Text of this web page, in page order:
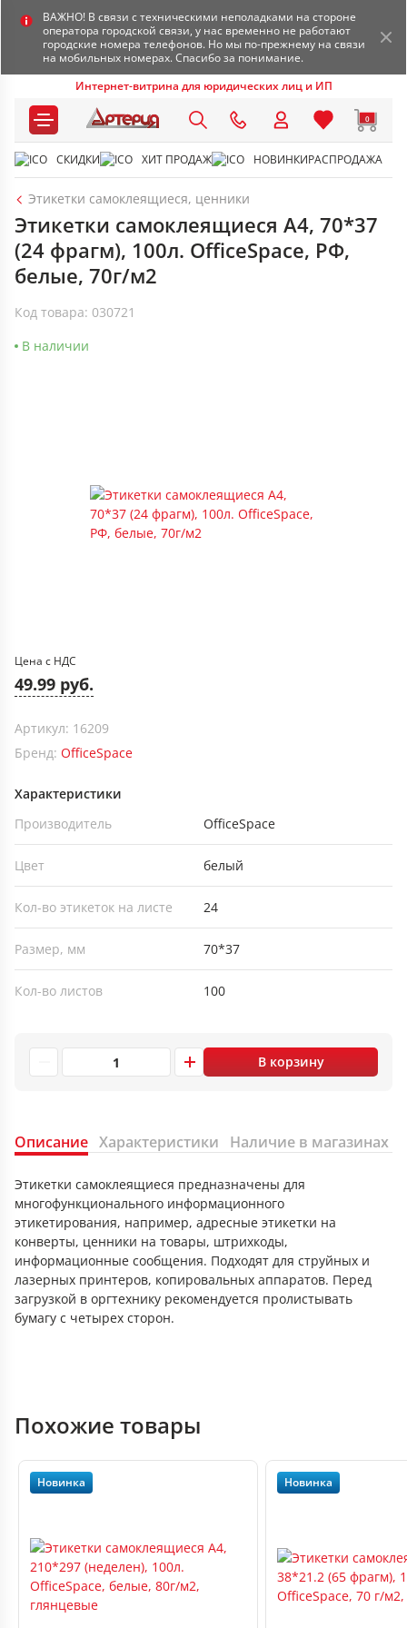
ВАЖНО! В связи с техническими неполадками на стороне
оператора городской связи, у нас временно не работают
городские номера телефонов. Но мы по-прежнему на связи
на мобильных номерах. Спасибо за понимание.
Интернет-витрина для юридических лиц и ИП
0
СКИДКИ ХИТ ПРОДАЖ НОВИНКИРАСПРОДАЖА
Этикетки самоклеящиеся, ценники
Этикетки самоклеящиеся А4, 70*37
(24 фрагм), 100л. OfficeSpace, РФ,
белые, 70г/м2
Код товара: 030721
В наличии
Цена с НДС
49.99 руб.
Артикул: 16209
Бренд: OfficeSpace
Характеристики
Производитель
OfficeSpace
Цвет белый
Кол-во этикеток на листе 24
Размер, мм 70*37
Кол-во листов 100
В корзину
Описание Характеристики Наличие в магазинах
Этикетки самоклеящиеся предназначены для
многофункционального информационного
этикетирования, например, адресные этикетки на
конверты, ценники на товары, штрихкоды,
информационные сообщения. Подходят для струйных и
лазерных принтеров, копировальных аппаратов. Перед
загрузкой в оргтехнику рекомендуется пролистывать
бумагу с четырех сторон.
Похожие товары
Новинка Новинка